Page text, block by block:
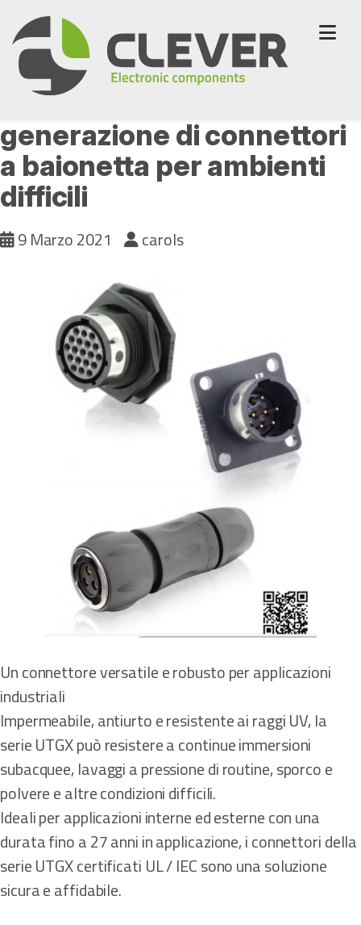
to
content
UTGX: la nuova
generazione di connettori
a baionetta per ambienti
difficili
9 Marzo 2021 carols
Un connettore versatile e robusto per applicazioni
industriali
Impermeabile, antiurto e resistente ai raggi UV, la
serie UTGX può resistere a continue immersioni
subacquee, lavaggi a pressione di routine, sporco e
polvere e altre condizioni difficili.
Ideali per applicazioni interne ed esterne con una
durata fino a 27 anni in applicazione, i connettori della
serie UTGX certificati UL / IEC sono una soluzione
sicura e affidabile.